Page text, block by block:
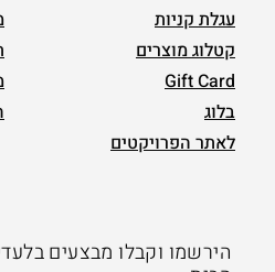
עגלת קניות
קטלוג מוצרים
Gift Card
בלוג
לאתר הפרויקטים
הירשמו וקבלו מבצעים